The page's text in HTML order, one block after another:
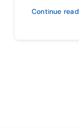
Continue